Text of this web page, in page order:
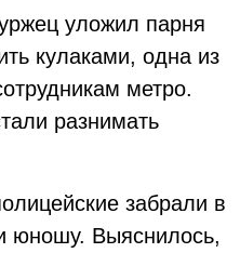
уложил парня
кулаками, одна из
метро.
разнимать
забрали в
юношу. Выяснилось,